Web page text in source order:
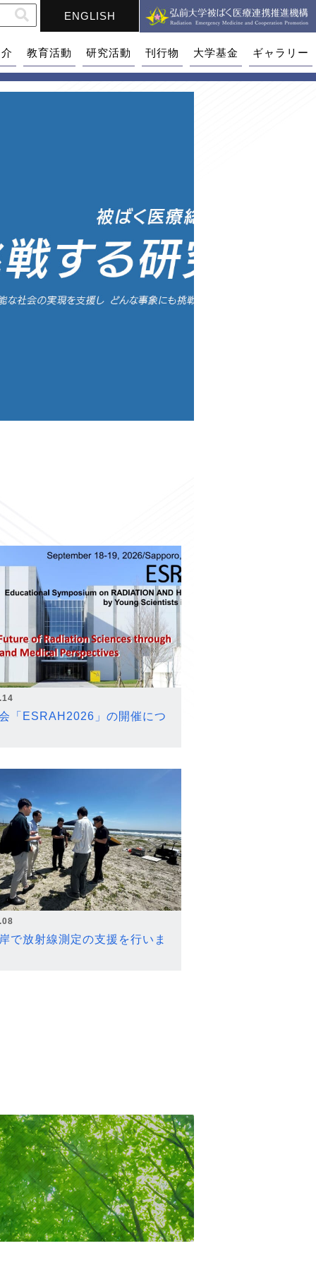
ENGLISH
教育活動 研究活動 刊行物 大学基金 ギャラリー
「ESRAH2026」の開催につ
で放射線測定の支援を行いま